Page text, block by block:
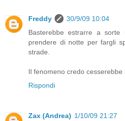
Freddy
30/9/09 10:04
Basterebbe estrarre a
prendere di notte per fargli
strade.
Il fenomeno credo cesserebbe
Rispondi
Zax (Andrea) 1/10/09 21:27